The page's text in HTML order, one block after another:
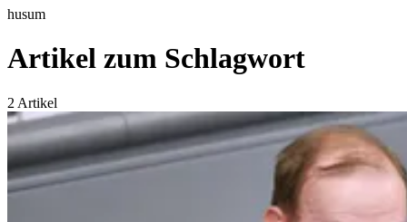
husum
Artikel zum Schlagwort
2 Artikel